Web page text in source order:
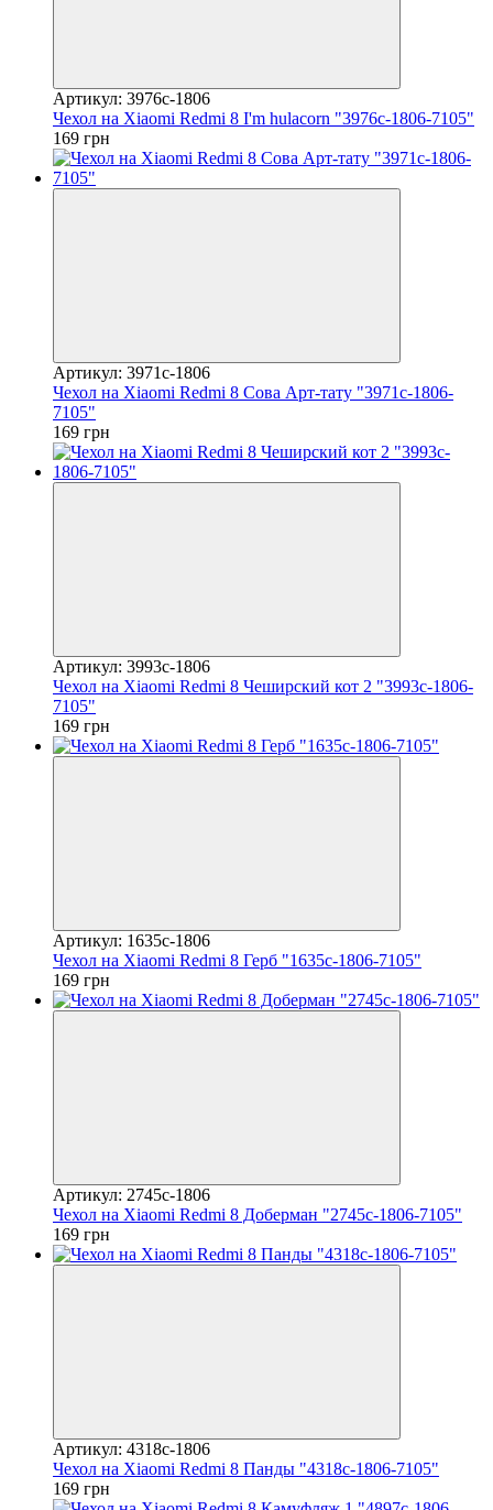
Артикул: 3976c-1806
Чехол на Xiaomi Redmi 8 I'm hulacorn "3976c-1806-7105"
169 грн
Артикул: 3971c-1806
Чехол на Xiaomi Redmi 8 Сова Арт-тату "3971c-1806-
7105"
169 грн
Артикул: 3993c-1806
Чехол на Xiaomi Redmi 8 Чеширский кот 2 "3993c-1806-
7105"
169 грн
Артикул: 1635c-1806
Чехол на Xiaomi Redmi 8 Герб "1635c-1806-7105"
169 грн
Артикул: 2745c-1806
Чехол на Xiaomi Redmi 8 Доберман "2745c-1806-7105"
169 грн
Артикул: 4318c-1806
Чехол на Xiaomi Redmi 8 Панды "4318c-1806-7105"
169 грн